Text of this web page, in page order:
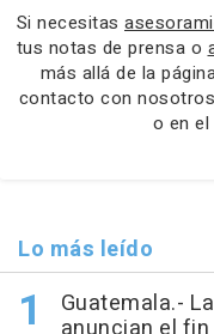
Si necesitas
tus notas de prensa o
más allá de la
contacto con
o en
Lo más leído
Guatemala.-